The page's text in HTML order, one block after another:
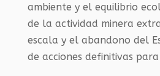
ambiente y el equilibrio
de la actividad minera
escala y el abandono del
de acciones definitivas